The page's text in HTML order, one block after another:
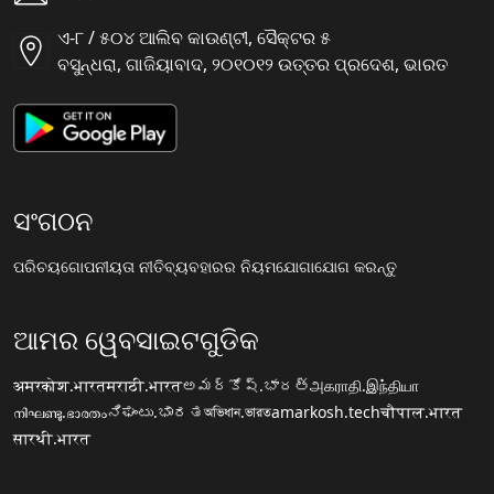
ଏ-୮ / ୫୦୪ ଆଲିବ କାଉଣ୍ଟୀ, ସୈକ୍ଟର ୫
ବସୁନ୍ଧରା, ଗାଜିୟାବାଦ, ୨୦୧୦୧୨ ଉତ୍ତର ପ୍ରଦେଶ, ଭାରତ
ସଂଗଠନ
ପରିଚୟଗୋପନୀୟତା ନୀତିବ୍ୟବହାରର ନିୟମଯୋଗାଯୋଗ କରନ୍ତୁ
ଆମର ୱେବସାଇଟଗୁଡିକ
अमरकोश.भारतमराठी.भारतఅమర్కోష్.భారత్அகராதி.இந்தியா
നിഘണ്ടു.ഭാരതംನಿಘಂಟು.ಭಾರತঅভিধান.ভারতamarkosh.techचौपाल.भारत
सारथी.भारत